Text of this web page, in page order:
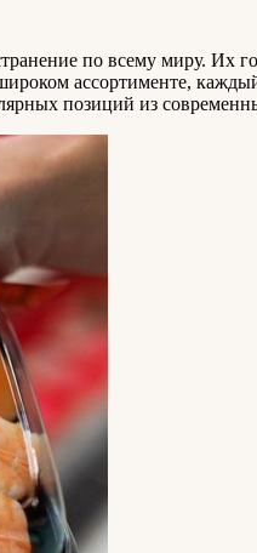
по всему миру. Их
ассортименте,
позиций из